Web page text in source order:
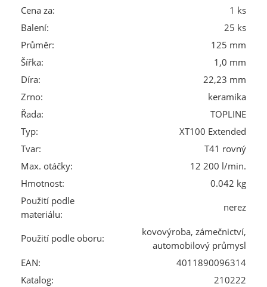
Cena za:
1 ks
Balení:
25 ks
Průměr:
125 mm
Šířka:
1,0 mm
Díra:
22,23 mm
Zrno:
keramika
Řada:
TOPLINE
Typ:
XT100 Extended
Tvar:
T41 rovný
Max. otáčky:
12 200 l/min.
Hmotnost:
0.042 kg
Použití podle
materiálu:
nerez
Použití podle oboru:
kovovýroba, zámečnictví,
automobilový průmysl
EAN:
4011890096314
Katalog:
210222